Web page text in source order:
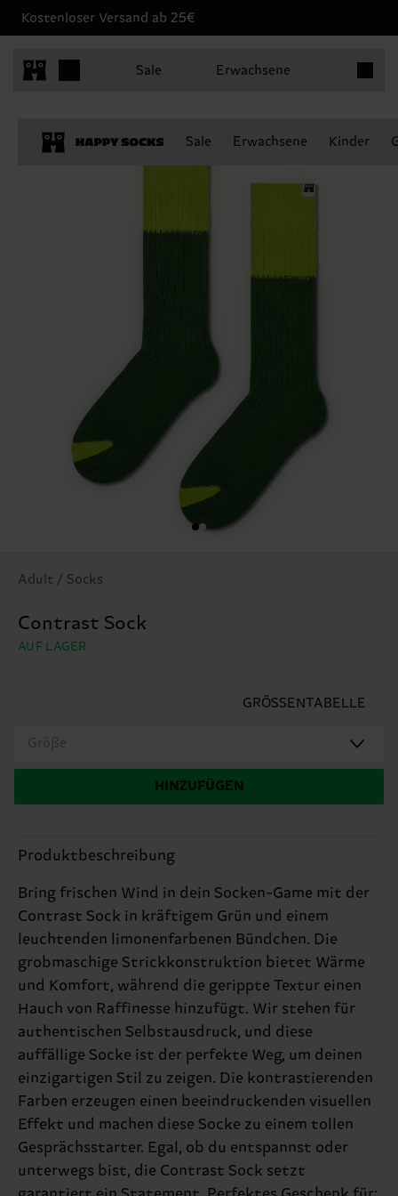
Kostenloser Versand ab 25€
Sale Erwachsene
Sale Erwachsene Kinder
Adult / Socks
Contrast Sock
AUF LAGER
GRÖSSENTABELLE
Größe
HINZUFÜGEN
Produktbeschreibung
Bring frischen Wind in dein Socken-Game mit der
Contrast Sock in kräftigem Grün und einem
leuchtenden limonenfarbenen Bündchen. Die
grobmaschige Strickkonstruktion bietet Wärme
und Komfort, während die gerippte Textur einen
Hauch von Raffinesse hinzufügt. Wir stehen für
authentischen Selbstausdruck, und diese
auffällige Socke ist der perfekte Weg, um deinen
einzigartigen Stil zu zeigen. Die kontrastierenden
Farben erzeugen einen beeindruckenden visuellen
Effekt und machen diese Socke zu einem tollen
Gesprächsstarter. Egal, ob du entspannst oder
unterwegs bist, die Contrast Sock setzt